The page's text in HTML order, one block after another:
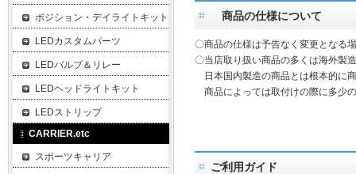
商品の仕様について
〇商品の仕様は予告なく変更となる
〇当店取り扱い商品の多くは海外製
日本国内製造の商品とは根本的に
商品によっては取付けの際に多少
ご利用ガイド
ポジション・デイライトキット
LEDカスタムパーツ
LEDバルブ＆リレー
LEDヘッドライトキット
LEDストリップ
CARRIER.etc
スポーツキャリア